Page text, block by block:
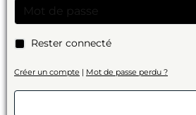
Rester connecté
Créer un compte | Mot de passe perdu ?